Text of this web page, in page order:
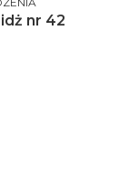
nr 42